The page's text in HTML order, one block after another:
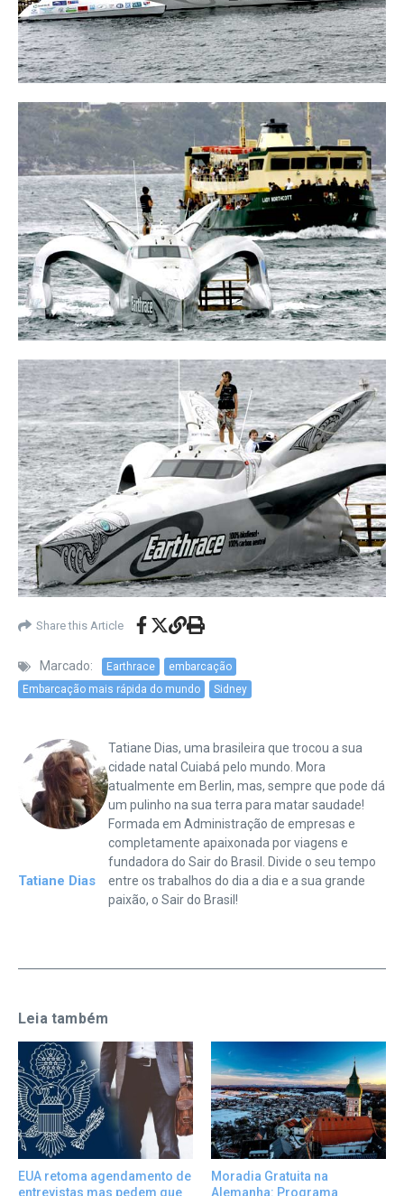
Share this Article
Marcado: Earthrace
embarcação
Embarcação mais rápida do mundo
Sidney
Tatiane Dias
Tatiane Dias, uma brasileira que trocou a sua
cidade natal Cuiabá pelo mundo. Mora
atualmente em Berlin, mas, sempre que pode dá
um pulinho na sua terra para matar saudade!
Formada em Administração de empresas e
completamente apaixonada por viagens e
fundadora do Sair do Brasil. Divide o seu tempo
entre os trabalhos do dia a dia e a sua grande
paixão, o Sair do Brasil!
Leia também
EUA retoma agendamento de
entrevistas mas pedem que
Moradia Gratuita na
Alemanha: Programa